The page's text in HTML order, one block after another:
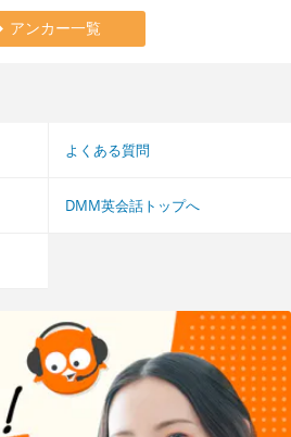
アンカー一覧
よくある質問
DMM英会話トップへ